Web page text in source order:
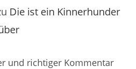
Die ist ein Kinnerhunder
und richtiger Kommentar